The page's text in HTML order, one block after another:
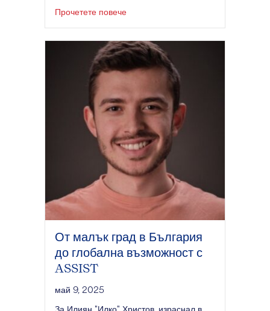
Прочетете повечеза Разширяване на хоризонтите:
От малък град в България
до глобална възможност с
ASSIST
май 9, 2025